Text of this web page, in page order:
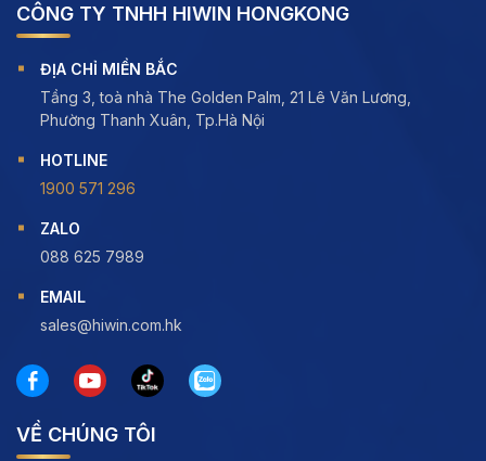
CÔNG TY TNHH HIWIN HONGKONG
ĐỊA CHỈ MIỀN BẮC
Tầng 3, toà nhà The Golden Palm, 21 Lê Văn Lương,
Phường Thanh Xuân, Tp.Hà Nội
HOTLINE
1900 571 296
ZALO
088 625 7989
EMAIL
sales@hiwin.com.hk
VỀ CHÚNG TÔI